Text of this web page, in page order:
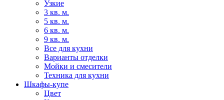
Узкие
3 кв. м.
5 кв. м.
6 кв. м.
9 кв. м.
Все для кухни
Варианты отделки
Мойки и смесители
Техника для кухни
Шкафы-купе
Цвет